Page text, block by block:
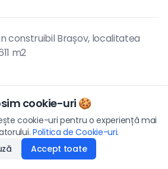
construibil Brașov, localitatea
m2
Vezi pe hartă Aplică
cookie-uri 🍪
cookie-uri pentru o experiență mai
Politica de Cookie-uri.
Accept toate